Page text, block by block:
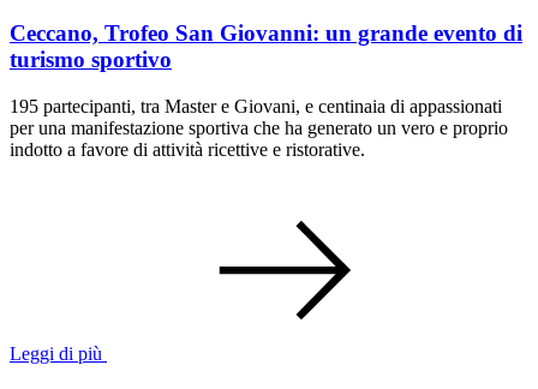
Ceccano, Trofeo San Giovanni: un grande evento di
turismo sportivo
195 partecipanti, tra Master e Giovani, e centinaia di appassionati
per una manifestazione sportiva che ha generato un vero e proprio
indotto a favore di attività ricettive e ristorative.
Leggi di più